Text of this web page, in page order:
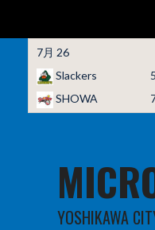
7月 26
Slackers
SHOWA
YOSHIKAWA